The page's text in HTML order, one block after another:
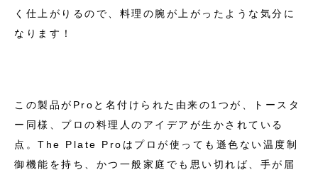
く仕上がりるので、料理の腕が上がったような気分に
なります！
この製品がProと名付けられた由来の1つが、トースタ
ー同様、プロの料理人のアイデアが生かされている
点。The Plate Proはプロが使っても遜色ない温度制
御機能を持ち、かつ一般家庭でも思い切れば、手が届